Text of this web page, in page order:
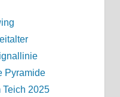
Pyramide
Teich 2025